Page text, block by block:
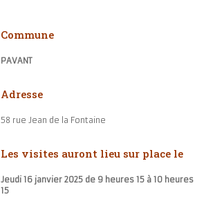
Commune
PAVANT
Adresse
58 rue Jean de la Fontaine
Les visites auront lieu sur place le
Jeudi 16 janvier 2025 de 9 heures 15 à 10 heures
15